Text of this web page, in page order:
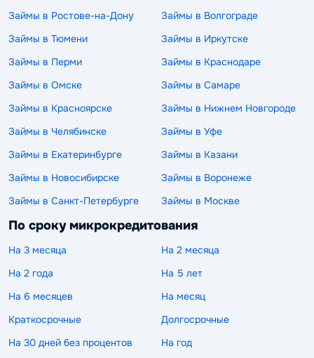
Займы в Ростове-на-Дону
Займы в Волгограде
Займы в Тюмени
Займы в Иркутске
Займы в Перми
Займы в Краснодаре
Займы в Омске
Займы в Самаре
Займы в Красноярске
Займы в Нижнем Новгороде
Займы в Челябинске
Займы в Уфе
Займы в Екатеринбурге
Займы в Казани
Займы в Новосибирске
Займы в Воронеже
Займы в Санкт-Петербурге
Займы в Москве
По сроку микрокредитования
На 3 месяца
На 2 месяца
На 2 года
На 5 лет
На 6 месяцев
На месяц
Краткосрочные
Долгосрочные
На 30 дней без процентов
На год